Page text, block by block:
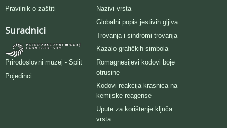
Pravilnik o zaštiti
Suradnici
Prirodoslovni muzej - Split
Pojedinci
Nazivi vrsta
Globalni popis jestivih gljiva
Trovanja i sindromi trovanja
Kazalo grafičkih simbola
Romagnesijevi kodovi boje
otrusine
Kodovi reakcija krasnica na
kemijske reagense
Upute za korištenje ključa
vrsta